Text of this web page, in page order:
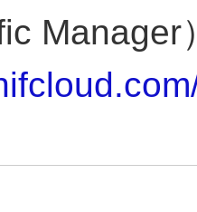
Manager